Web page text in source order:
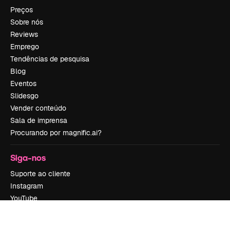
Preços
Sobre nós
Reviews
Emprego
Tendências de pesquisa
Blog
Eventos
Slidesgo
Vender conteúdo
Sala de imprensa
Procurando por magnific.ai?
Siga-nos
Suporte ao cliente
Instagram
YouTube